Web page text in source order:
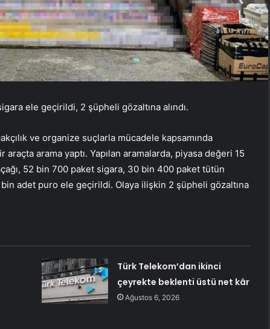
ele geçirildi, 2 şüpheli gözaltına alındı.
ve organize suçlarla mücadele kapsamında
arama yaptı. Yapılan aramalarda, piyasa değeri 15
52 bin 700 paket sigara, 30 bin 400 paket tütün
adet puro ele geçirildi. Olaya ilişkin 2 şüpheli gözaltına
Türk Telekom’dan ikinci
çeyrekte beklenti üstü net kâr
Ağustos 6, 2026